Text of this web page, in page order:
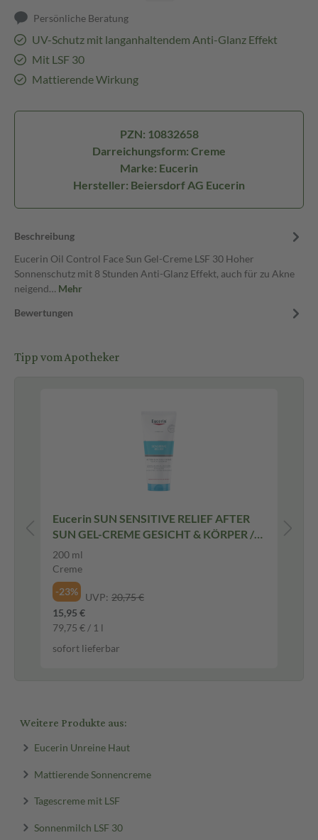
Persönliche Beratung
UV-Schutz mit langanhaltendem Anti-Glanz Effekt
Mit LSF 30
Mattierende Wirkung
PZN: 10832658
Darreichungsform: Creme
Marke: Eucerin
Hersteller: Beiersdorf AG Eucerin
Beschreibung
Eucerin Oil Control Face Sun Gel-Creme LSF 30 Hoher
Sonnenschutz mit 8 Stunden Anti-Glanz Effekt, auch für zu Akne
neigend… Mehr
Bewertungen
Tipp vom Apotheker
Eucerin SUN SENSITIVE RELIEF AFTER
SUN GEL-CREME GESICHT & KÖRPER /
200 ml Creme
200 ml
Creme
-23%
UVP: 20,75 €
15,95 €
79,75 € / 1 l
sofort lieferbar
Weitere Produkte aus:
Eucerin Unreine Haut
Mattierende Sonnencreme
Tagescreme mit LSF
Sonnenmilch LSF 30